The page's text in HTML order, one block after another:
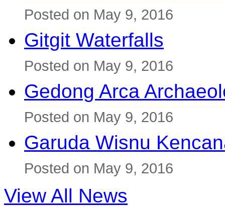
Posted on May 9, 2016
Gitgit Waterfalls
Posted on May 9, 2016
Gedong Arca
Posted on May 9, 2016
Garuda Wisnu
Posted on May 9, 2016
View All News